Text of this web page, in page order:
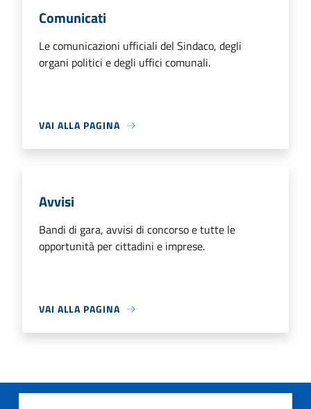
Comunicati
Le comunicazioni ufficiali del Sindaco, degli
organi politici e degli uffici comunali.
VAI ALLA PAGINA
Avvisi
Bandi di gara, avvisi di concorso e tutte le
opportunità per cittadini e imprese.
VAI ALLA PAGINA